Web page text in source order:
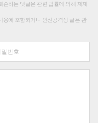
손하는 댓글은 관련 법률에 의해 제재
용에 포함되거나 인신공격성 글은 관